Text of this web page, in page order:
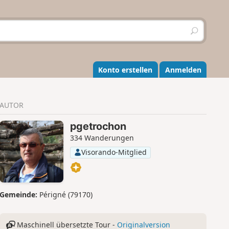
S
u
h
e
n
Konto erstellen Anmelden
AUTOR
pgetrochon
334 Wanderungen
Visorando-Mitglied
Gemeinde: Périgné (79170)
Maschinell übersetzte Tour - Originalversion